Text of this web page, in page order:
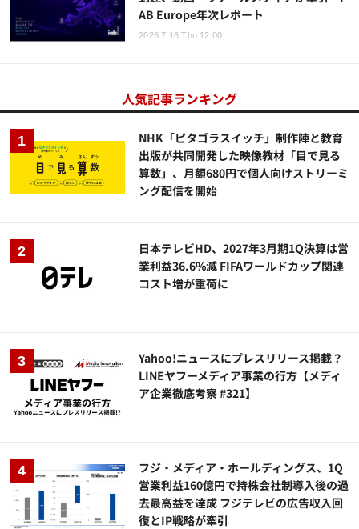
AB Europe年次レポート
2026.7.16 Thu 12:00
人気記事ランキング
NHK「ピタゴラスイッチ」制作陣と教育
出版が共同開発した映像教材「目で見る
算数」、月額680円で個人向けストリーミ
ング配信を開始
日本テレビHD、2027年3月期1Q決算は営
業利益36.6%減 FIFAワールドカップ関連
コスト増が重荷に
Yahoo!ニュースにプレスリリース掲載？
LINEヤフーメディア事業の行方【メディ
ア企業徹底考察 #321】
フジ・メディア・ホールディングス、1Q
営業利益160億円で持株会社制導入後の過
去最高益を達成 フジテレビの広告収入回
復とIP戦略が牽引